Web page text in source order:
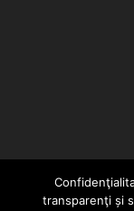
transparenţi și